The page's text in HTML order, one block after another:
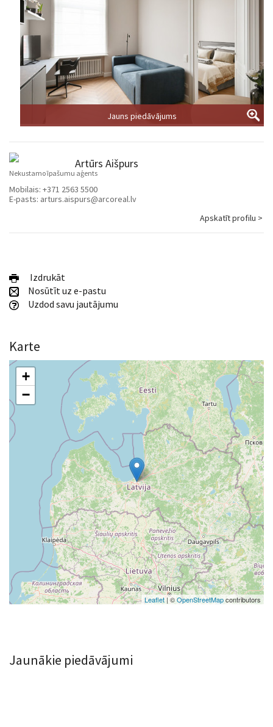
Jauns piedāvājums
Artūrs Aišpurs
Nekustamo īpašumu aģents
Mobilais: +371 2563 5500
E-pasts: arturs.aispurs@arcoreal.lv
Apskatīt profilu >
Izdrukāt
Nosūtīt uz e-pastu
Uzdod savu jautājumu
Karte
+
−
Leaflet| ©OpenStreetMapcontributors
Jaunākie piedāvājumi